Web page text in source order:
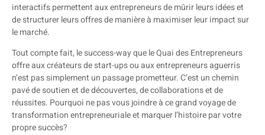
interactifs permettent aux entrepreneurs de mûrir leurs idées et
de structurer leurs offres de manière à maximiser leur impact sur
le marché.
Tout compte fait, le success-way que le Quai des Entrepreneurs
offre aux créateurs de start-ups ou aux entrepreneurs aguerris
n’est pas simplement un passage prometteur. C’est un chemin
pavé de soutien et de découvertes, de collaborations et de
réussites. Pourquoi ne pas vous joindre à ce grand voyage de
transformation entrepreneuriale et marquer l’histoire par votre
propre succès?